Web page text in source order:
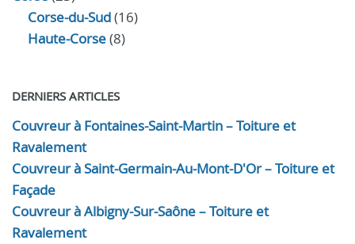
Corse-du-Sud(16)
Haute-Corse(8)
DERNIERS ARTICLES
Couvreur à Fontaines-Saint-Martin – Toiture et
Ravalement
Couvreur à Saint-Germain-Au-Mont-D'Or – Toiture et
Façade
Couvreur à Albigny-Sur-Saône – Toiture et
Ravalement